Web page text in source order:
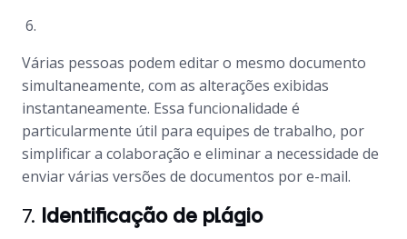
Várias pessoas podem editar o mesmo documento
simultaneamente, com as alterações exibidas
instantaneamente. Essa funcionalidade é
particularmente útil para equipes de trabalho, por
simplificar a colaboração e eliminar a necessidade de
enviar várias versões de documentos por e-mail.
7. Identificação de plágio